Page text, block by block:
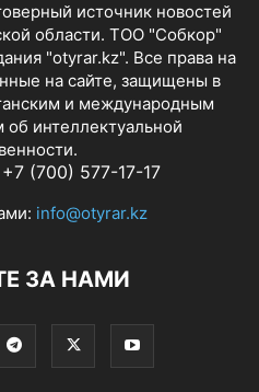
источник новостей
области. ТОО "Собкор"
"otyrar.kz". Все права на
на сайте, защищены в
и международным
об интеллектуальной
(700) 577-17-17
info@otyrar.kz
ЗА НАМИ